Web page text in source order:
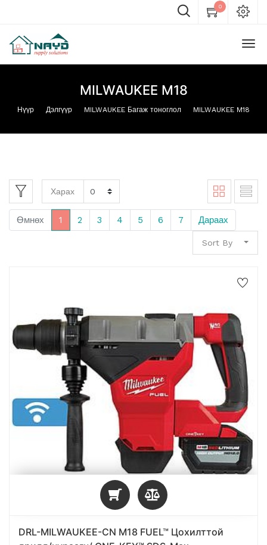
0
MILWAUKEE M18
Нүүр Дэлгүүр MILWAUKEE Багаж тоноглол MILWAUKEE M18
Харах
Өмнөх 1 2 3 4 5 6 7 Дараах
Sort By
DRL-MILWAUKEE-CN M18 FUEL™ Цохилттой